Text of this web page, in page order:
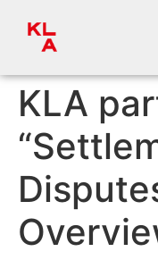
KLA